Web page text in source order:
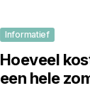
Informatief
Hoeveel
een hele